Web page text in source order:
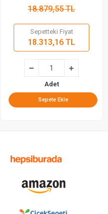
18.879,55 TL
Sepetteki Fiyat
18.313,16 TL
Adet
Sepete Ekle